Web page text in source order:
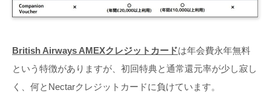
British Airways AMEXクレジットカードは年会費永年無料
という特徴がありますが、初回特典と通常還元率が少し寂し
く、何とNectarクレジットカードに負けています。